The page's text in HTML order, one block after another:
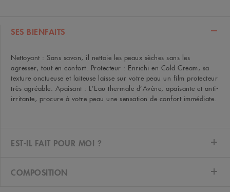
SES BIENFAITS
Nettoyant : Sans savon, il nettoie les peaux sèches sans les
agresser, tout en confort. Protecteur : Enrichi en Cold Cream, sa
texture onctueuse et laiteuse laisse sur votre peau un film protecteur
très agréable. Apaisant : L’Eau thermale d’Avène, apaisante et anti-
irritante, procure à votre peau une sensation de confort immédiate.
EST-IL FAIT POUR MOI ?
COMPOSITION